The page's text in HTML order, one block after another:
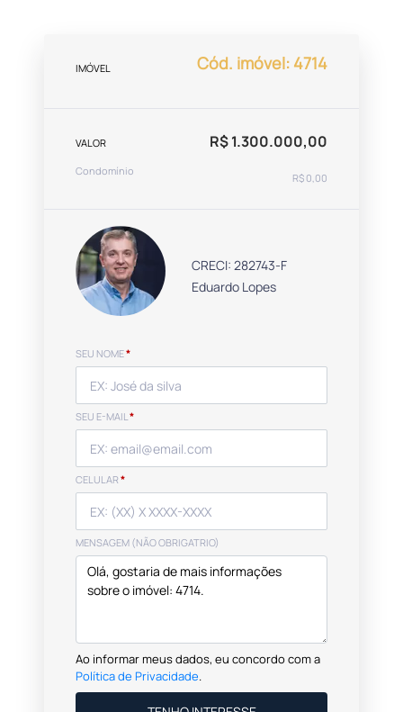
IMÓVEL Cód. imóvel: 4714
VALOR R$ 1.300.000,00
Condomínio
R$ 0,00
CRECI: 282743-F
Eduardo Lopes
SEU NOME*
SEU E-MAIL*
CELULAR *
MENSAGEM (NÃO OBRIGATRIO)
Ao informar meus dados, eu concordo com a
Política de Privacidade.